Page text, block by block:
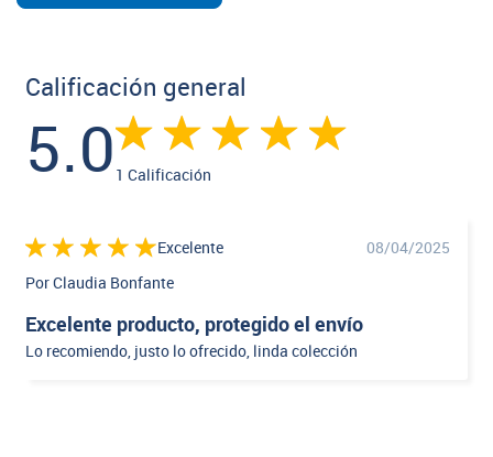
Calificación general
5.0 1 Calificación
Excelente
08/04/2025
Por Claudia Bonfante
Excelente producto, protegido el envío
Lo recomiendo, justo lo ofrecido, linda colección